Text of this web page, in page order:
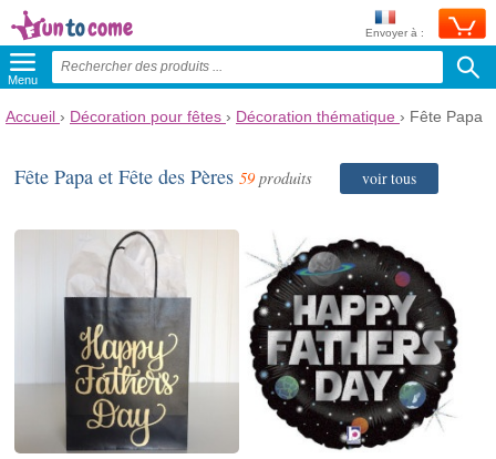
Envoyer à :
Menu
Accueil › Décoration pour fêtes › Décoration thématique › Fête Papa
Fête Papa et Fête des Pères59produits voir tous